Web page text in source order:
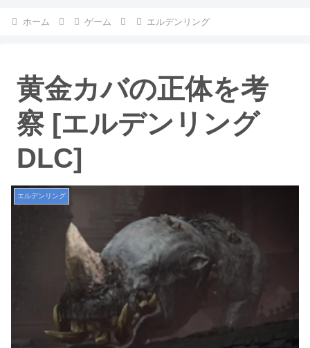
ホーム ゲーム エルデンリング
黄金カバの正体を考
察 [エルデンリング
DLC]
エルデンリング